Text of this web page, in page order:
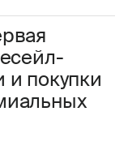
и покупки
соглашения